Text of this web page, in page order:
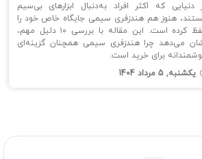
دنیایی که اکثر افراد به‌دنبال ابزارهای بی‌سیم
هنوز هم هندزفری سیمی جایگاه خاص خود را
حفظ کرده است. این مقاله با بررسی ۱۰ دلیل مهم،
می‌دهد چرا هندزفری سیمی همچنان گزینه‌ای
برای خرید است.
یکشنبه, 5 مرداد 1404